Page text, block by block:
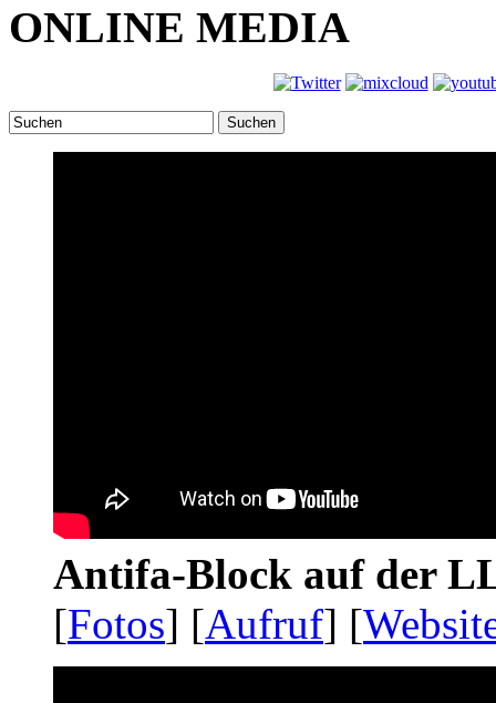
ONLINE MEDIA
Suchen
Antifa-Block auf der
[Fotos] [Aufruf] [